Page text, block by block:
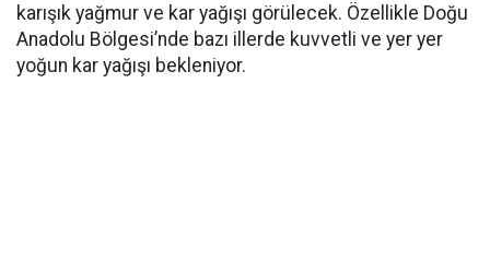
karışık yağmur ve kar yağışı görülecek. Özellikle Doğu
Anadolu Bölgesi’nde bazı illerde kuvvetli ve yer yer
yoğun kar yağışı bekleniyor.